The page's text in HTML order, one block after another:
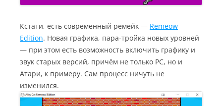
Кстати, есть современный ремейк — Remeow
Edition. Новая графика, пара-тройка новых уровней
— при этом есть возможность включить графику и
звук старых версий, причём не только РС, но и
Атари, к примеру. Сам процесс ничуть не
изменился.